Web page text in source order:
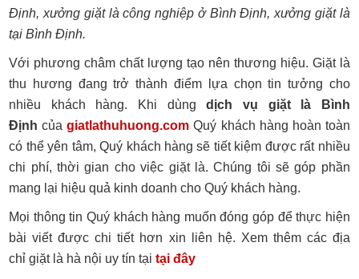
Định, xưởng giặt là công nghiệp ở Bình Định, xưởng giặt là
tại Bình Định.
Với phương châm chất lượng tạo nên thương hiệu. Giặt là
thu hương đang trở thành điểm lựa chọn tin tưởng cho
nhiều khách hàng. Khi dùngdịch vụ giặt là Bình
Định củagiatlathuhuong.com Quý khách hàng hoàn toàn
có thể yên tâm, Quý khách hàng sẽ tiết kiệm được rất nhiều
chi phí, thời gian cho việc giặt là. Chúng tôi sẽ góp phần
mang lại hiệu quả kinh doanh cho Quý khách hàng.
Mọi thông tin Quý khách hàng muốn đóng góp để thực hiện
bài viết được chi tiết hơn xin liên hệ. Xem thêm các địa
chỉ giặt là hà nội uy tín tạitại đây